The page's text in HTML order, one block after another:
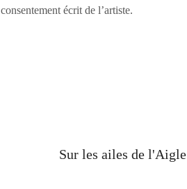
consentement écrit de l’artiste.
Sur les ailes de l'Aigle